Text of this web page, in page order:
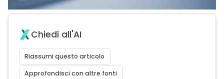
Chiedi all'AI
Riassumi questo articolo
Approfondisci con altre fonti